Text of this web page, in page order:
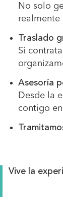
No solo
realmente
Traslado
Si
Asesoría
Desde la
contigo
Vive la